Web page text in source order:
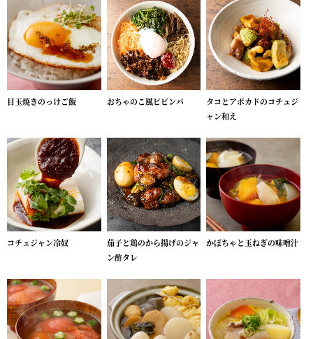
目玉焼きのっけご飯 おちゃのこ風ビビンバ
タコとアボカドのコチュジ
ャン和え
コチュジャン冷奴
茄子と鶏のから揚げのジャ
ン酢タレ
かぼちゃと玉ねぎの味噌汁